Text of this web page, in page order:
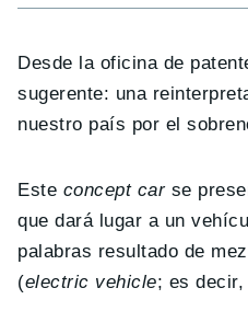
Desde la oficina de
sugerente: una
nuestro país por el
Este concept carse
que dará lugar a un
palabras resultado de
(electric vehicle; es